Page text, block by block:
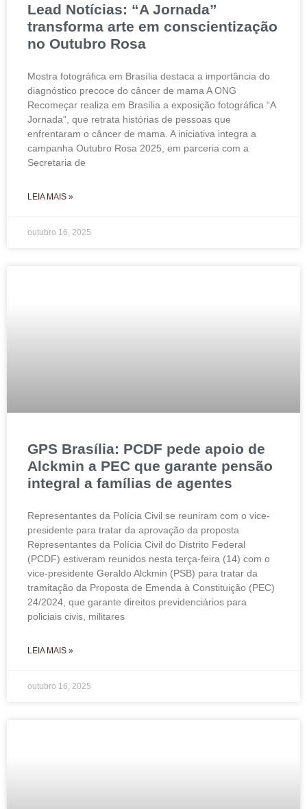
Lead Notícias: “A Jornada”
transforma arte em conscientização
no Outubro Rosa
Mostra fotográfica em Brasília destaca a importância do
diagnóstico precoce do câncer de mama A ONG
Recomeçar realiza em Brasília a exposição fotográfica “A
Jornada”, que retrata histórias de pessoas que
enfrentaram o câncer de mama. A iniciativa integra a
campanha Outubro Rosa 2025, em parceria com a
Secretaria de
LEIA MAIS »
outubro 16, 2025
GPS Brasília: PCDF pede apoio de
Alckmin a PEC que garante pensão
integral a famílias de agentes
Representantes da Polícia Civil se reuniram com o vice-
presidente para tratar da aprovação da proposta
Representantes da Polícia Civil do Distrito Federal
(PCDF) estiveram reunidos nesta terça-feira (14) com o
vice-presidente Geraldo Alckmin (PSB) para tratar da
tramitação da Proposta de Emenda à Constituição (PEC)
24/2024, que garante direitos previdenciários para
policiais civis, militares
LEIA MAIS »
outubro 16, 2025